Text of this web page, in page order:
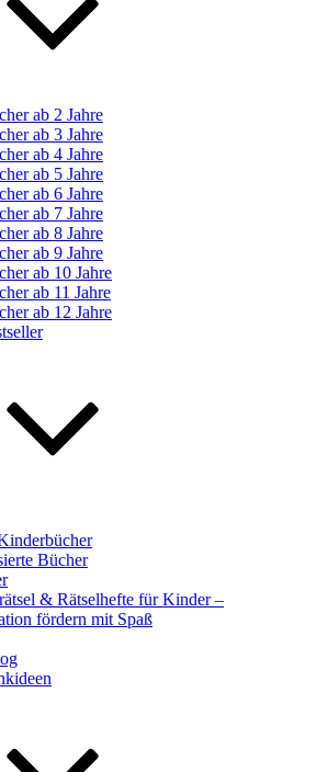
ab 2 Jahre
ab 3 Jahre
ab 4 Jahre
ab 5 Jahre
ab 6 Jahre
ab 7 Jahre
ab 8 Jahre
ab 9 Jahre
ab 10 Jahre
ab 11 Jahre
ab 12 Jahre
Bücher
& Rätselhefte für Kinder –
fördern mit Spaß